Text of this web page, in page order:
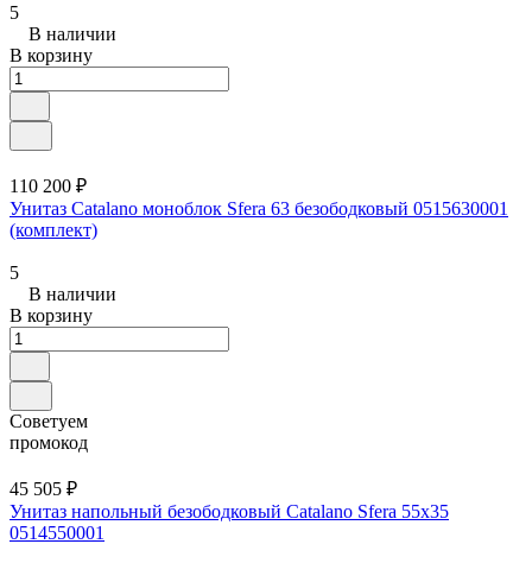
5
В наличии
В корзину
110 200 ₽
Унитаз Catalano моноблок Sfera 63 безободковый 0515630001
(комплект)
5
В наличии
В корзину
Советуем
промокод
45 505 ₽
Унитаз напольный безободковый Catalano Sfera 55x35
0514550001